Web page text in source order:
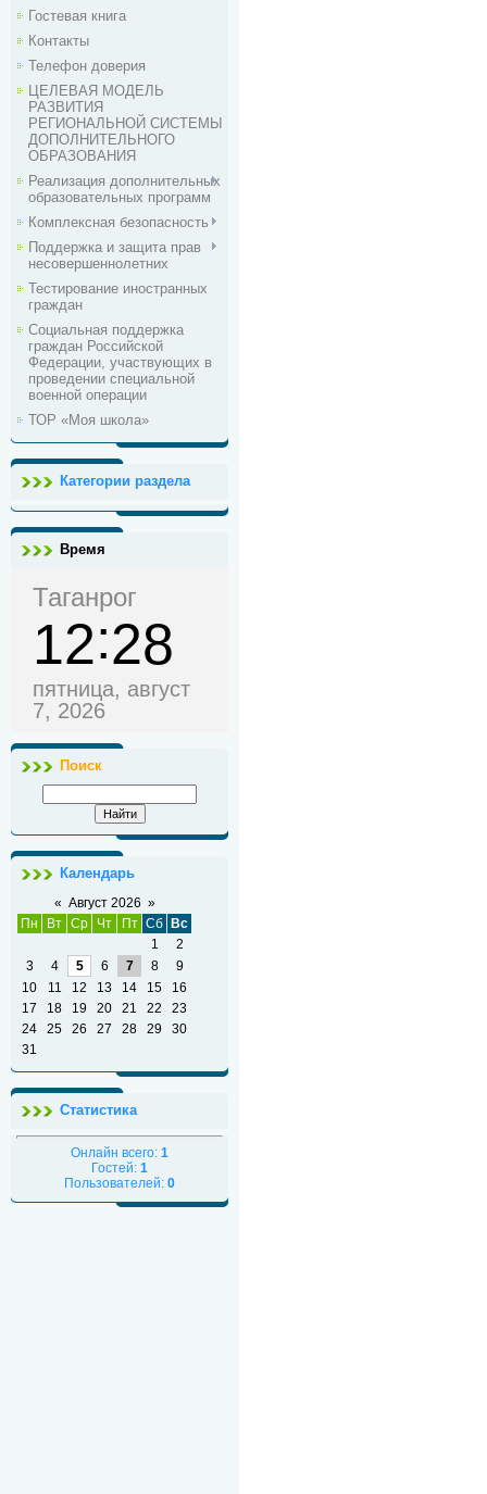
Гостевая книга
Контакты
Телефон доверия
ЦЕЛЕВАЯ МОДЕЛЬ
РАЗВИТИЯ
РЕГИОНАЛЬНОЙ СИСТЕМЫ
ДОПОЛНИТЕЛЬНОГО
ОБРАЗОВАНИЯ
Реализация дополнительных
образовательных программ
Комплексная безопасность
Поддержка и защита прав
несовершеннолетних
Тестирование иностранных
граждан
Социальная поддержка
граждан Российской
Федерации, участвующих в
проведении специальной
военной операции
ТОР «Моя школа»
Категории раздела
Время
Таганрог
12 28
пятница, август
7, 2026
Поиск
Календарь
« Август 2026 »
Пн
Вт Ср Чт Пт Сб
Вс
1
2
3
4 5 6 7 8
9
10
11 12 13 14 15
16
17
18 19 20 21 22
23
24
25 26 27 28 29
30
31
Статистика
Онлайн всего: 1
Гостей: 1
Пользователей: 0